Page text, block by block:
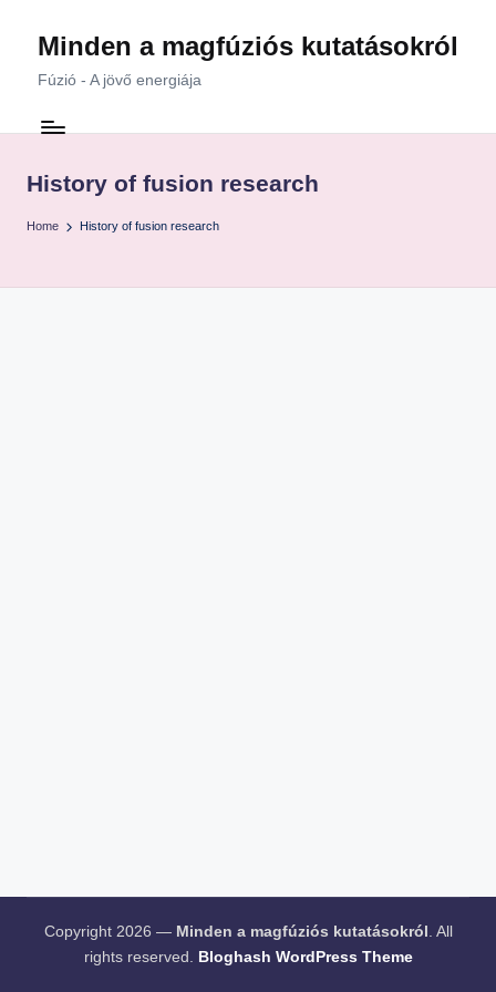
Minden a magfúziós kutatásokról
Fúzió - A jövő energiája
History of fusion research
Home History of fusion research
Copyright 2026 — Minden a magfúziós kutatásokról . All
rights reserved. Bloghash WordPress Theme